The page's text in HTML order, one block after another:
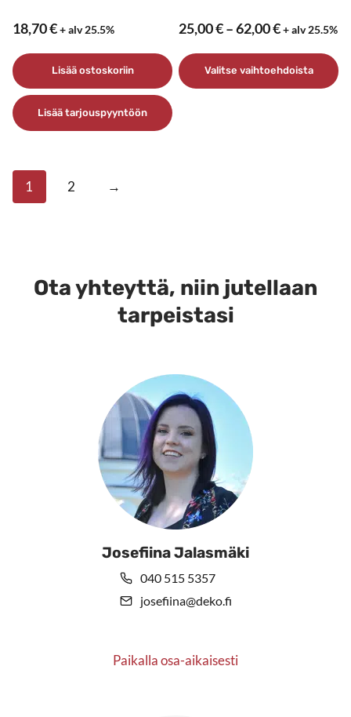
18,70€+ alv 25.5%
Lisää ostoskoriin
Lisää tarjouspyyntöön
25,00€–62,00€
-
62,00 €
+ alv 25.5%
Valitse vaihtoehdoista
sivulla.
1 2 →
Ota yhteyttä, niin jutellaan
tarpeistasi
Josefiina Jalasmäki
040 515 5357
josefiina@deko.fi
Paikalla osa-aikaisesti